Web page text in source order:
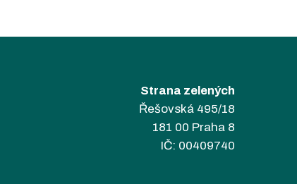
Strana zelených
Řešovská 495/18
181 00 Praha 8
IČ: 00409740